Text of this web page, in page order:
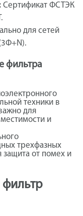
Сертификат ФСТЭК
для сетей
фильтра
техники в
для
и
трехфазных
защита от помех и
фильтр